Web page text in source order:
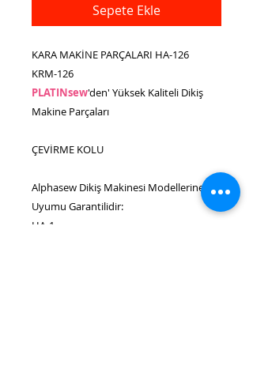
Sepete Ekle
KARA MAKİNE PARÇALARI HA-126
KRM-126
PLATINsew'den' Yüksek Kaliteli Dikiş
Makine Parçaları
ÇEVİRME KOLU
Alphasew Dikiş Makinesi Modellerine
Uyumu Garantilidir:
HA-1